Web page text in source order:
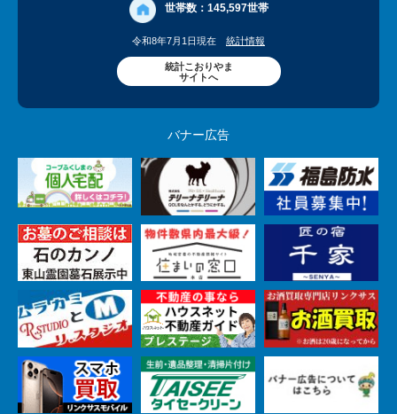
世帯数： 145,597世帯
令和8年7月1日現在 統計情報
統計こおりやま
サイトへ
バナー広告